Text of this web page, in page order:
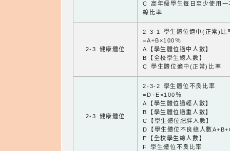
C 高年級學生每日至少使用一
線比率
2-3 健康體位
2-3-1 學生體位適中(正常)比
=A÷B×100％
A【學生體位適中人數】
B【全校學生總人數】
C 學生體位適中(正常)比率
2-3 健康體位
2-3-2 學生體位不良比率
=D÷E×100％
A【學生體位過輕人數】
B【學生體位過重人數】
C【學生體位肥胖人數】
D【學生體位不良總人數
E【全校學生總人數】
F 學生體位不良比率